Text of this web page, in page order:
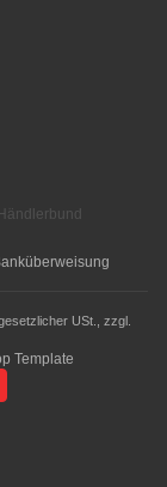
USt., zzgl.
Template